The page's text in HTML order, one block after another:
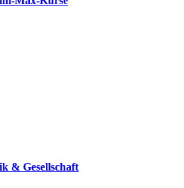
& Gesellschaft